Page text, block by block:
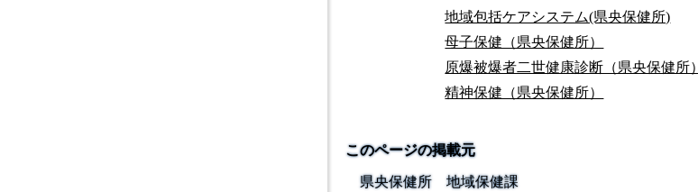
地域包括ケアシステム(県央保健所)
母子保健（県央保健所）
原爆被爆者二世健康診断（県央保健所）
精神保健（県央保健所）
このページの掲載元
県央保健所 地域保健課